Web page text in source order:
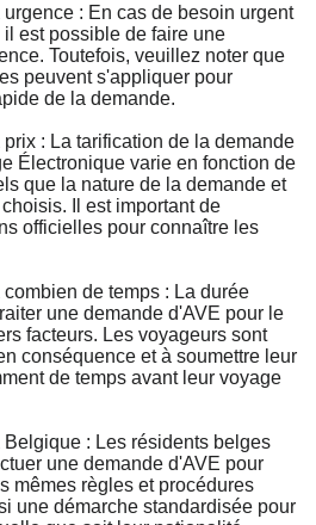
: En cas de besoin urgent
est possible de faire une
Toutefois, veuillez noter que
peuvent s'appliquer pour
de la demande.
: La tarification de la demande
Électronique varie en fonction de
que la nature de la demande et
Il est important de
officielles pour connaître les
de temps : La durée
une demande d'AVE pour le
facteurs. Les voyageurs sont
conséquence et à soumettre leur
de temps avant leur voyage
: Les résidents belges
une demande d'AVE pour
mêmes règles et procédures
une démarche standardisée pour